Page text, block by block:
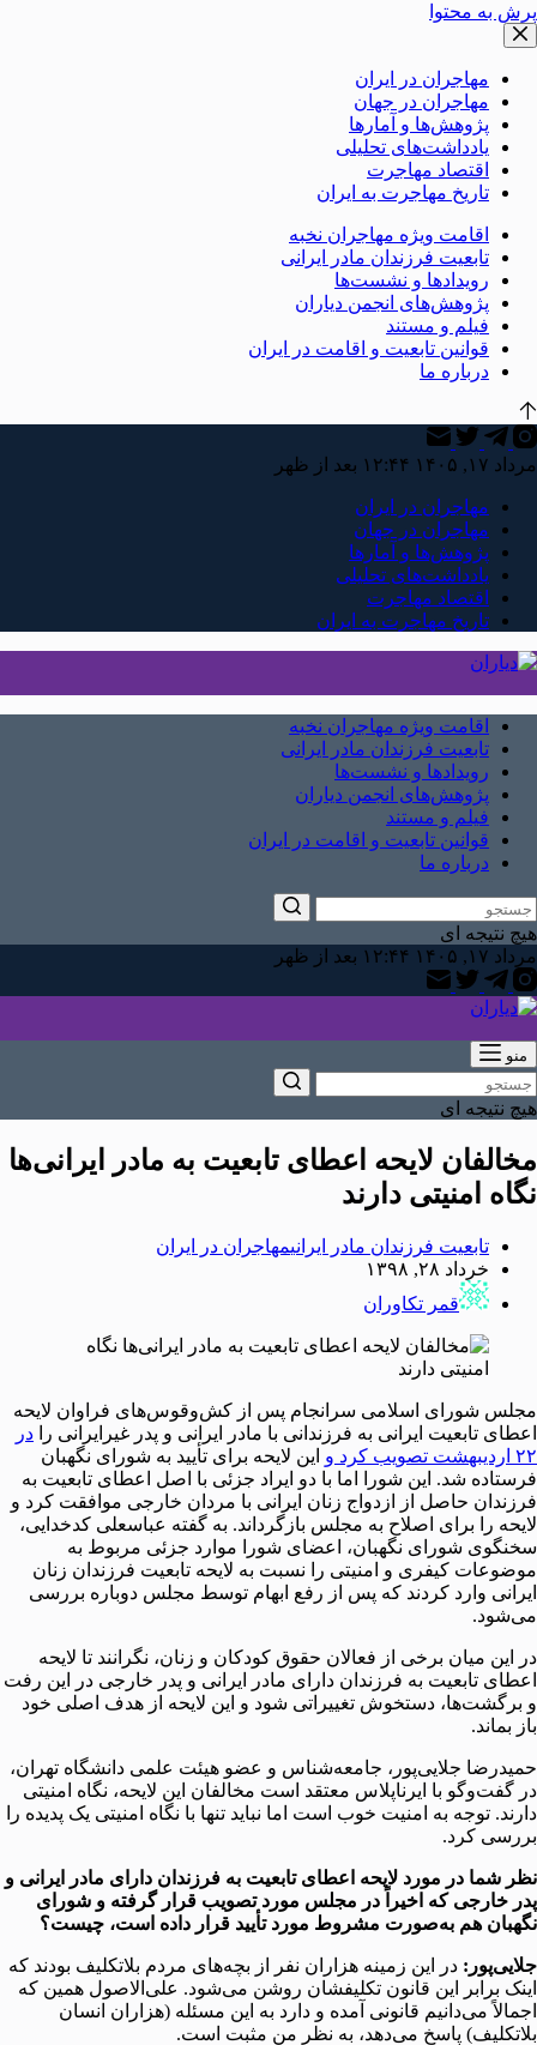
پرش به محتوا
مهاجران در ایران
مهاجران در جهان
پژوهش‌ها و آمارها
یادداشت‌های تحلیلی
اقتصاد مهاجرت
تاریخ مهاجرت به ایران
اقامت ویژه مهاجران نخبه
تابعیت فرزندان مادر ایرانی
رویدادها و نشست‌ها
پژوهش‌های انجمن دیاران
فیلم و مستند
قوانین تابعیت و اقامت در ایران
درباره ما
مرداد ۱۷, ۱۴۰۵ ۱۲:۴۴ بعد از ظهر
مهاجران در ایران
مهاجران در جهان
پژوهش‌ها و آمارها
یادداشت‌های تحلیلی
اقتصاد مهاجرت
تاریخ مهاجرت به ایران
اقامت ویژه مهاجران نخبه
تابعیت فرزندان مادر ایرانی
رویدادها و نشست‌ها
پژوهش‌های انجمن دیاران
فیلم و مستند
قوانین تابعیت و اقامت در ایران
درباره ما
هیچ نتیجه ای
مرداد ۱۷, ۱۴۰۵ ۱۲:۴۴ بعد از ظهر
منو
هیچ نتیجه ای
مخالفان لایحه اعطای تابعیت به مادر ایرانی‌ها
نگاه امنیتی دارند
تابعیت فرزندان مادر ایرانیمهاجران در ایران
خرداد ۲۸, ۱۳۹۸
قمر تکاوران
مجلس شورای اسلامی سرانجام پس از کش‌وقوس‌های فراوان لایحه
اعطای تابعیت ایرانی به فرزندانی با مادر ایرانی و پدر غیرایرانی را در
۲۲ اردیبهشت تصویب کرد و
این لایحه برای تأیید به شورای نگهبان
فرستاده شد. این شورا اما با دو ایراد جزئی با اصل اعطای تابعیت به
فرزندان حاصل از ازدواج زنان ایرانی با مردان خارجی موافقت کرد و
لایحه را برای اصلاح به مجلس بازگرداند. به گفته عباسعلی کدخدایی،
سخنگوی شورای نگهبان، اعضای شورا موارد جزئی مربوط به
موضوعات کیفری و امنیتی را نسبت به لایحه تابعیت فرزندان زنان
ایرانی وارد کردند که پس از رفع ابهام توسط مجلس دوباره بررسی
می‌شود.
در این میان برخی از فعالان حقوق کودکان و زنان، نگرانند تا لایحه
اعطای تابعیت به فرزندان دارای مادر ایرانی و پدر خارجی در این رفت
و برگشت‌ها، دستخوش تغییراتی شود و این لایحه از هدف اصلی خود
باز بماند.
حمیدرضا جلایی‌پور، جامعه‌شناس و عضو هیئت علمی دانشگاه تهران،
در گفت‌وگو با ایرناپلاس معتقد است مخالفان این لایحه، نگاه امنیتی
دارند. توجه به امنیت خوب است اما نباید تنها با نگاه امنیتی یک پدیده را
بررسی کرد.
نظر شما در مورد لایحه اعطای تابعیت به فرزندان دارای مادر ایرانی و
پدر خارجی که اخیراً در مجلس مورد تصویب قرار گرفته و شورای
نگهبان هم به‌صورت مشروط مورد تأیید قرار داده است، چیست؟
جلایی‌پور: در این زمینه هزاران نفر از بچه‌های مردم بلاتکلیف بودند که
اینک برابر این قانون تکلیفشان روشن می‌شود. علی‌الاصول همین که
اجمالاً می‌دانیم قانونی آمده و دارد به این مسئله (هزاران انسان
بلاتکلیف) پاسخ می‌دهد، به نظر من مثبت است.